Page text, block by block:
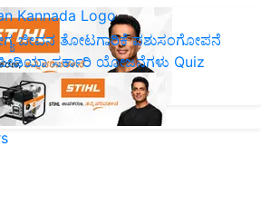
ಜೀವನ ತೋಟಗಾರಿಕೆಪಶುಸಂಗೋಪನೆ
ಸರ್ಕಾರಿ ಯೋಜನೆಗಳು Quiz